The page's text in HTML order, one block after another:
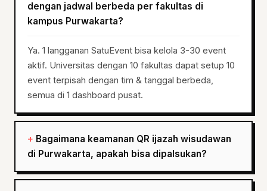
dengan jadwal berbeda per fakultas di
kampus Purwakarta?
Ya. 1 langganan SatuEvent bisa kelola 3-30 event
aktif. Universitas dengan 10 fakultas dapat setup 10
event terpisah dengan tim & tanggal berbeda,
semua di 1 dashboard pusat.
Bagaimana keamanan QR ijazah wisudawan
di Purwakarta, apakah bisa dipalsukan?